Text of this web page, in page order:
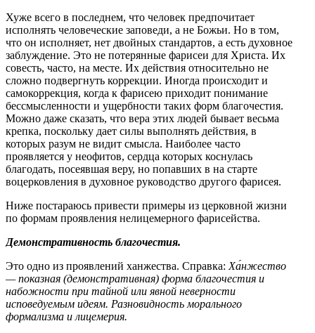
Хуже всего в последнем, что человек предпочитает
исполнять человеческие заповеди, а не Божьи. Но в том,
что он исполняет, нет двойных стандартов, а есть духовное
заблуждение. Это не потерянные фарисеи для Христа. Их
совесть, часто, на месте. Их действия относительно не
сложно подвергнуть коррекции. Иногда происходит и
самокоррекция, когда к фарисею приходит понимание
бессмысленности и ущербности таких форм благочестия.
Можно даже сказать, что вера этих людей бывает весьма
крепка, поскольку дает силы выполнять действия, в
которых разум не видит смысла. Наиболее часто
проявляется у неофитов, сердца которых коснулась
благодать, посеявшая веру, но попавших в на старте
воцерковления в духовное руководство другого фарисея.
Ниже постараюсь привести примеры из церковной жизни
по формам проявления нелицемерного фарисейства.
Демонстративность благочестия.
Это одно из проявлений ханжества. Справка: Ха́нжество
— показная (демонстративная) форма благочестия и
набожности при тайной или явной неверности
исповедуемым идеям. Разновидность морального
формализма и лицемерия.